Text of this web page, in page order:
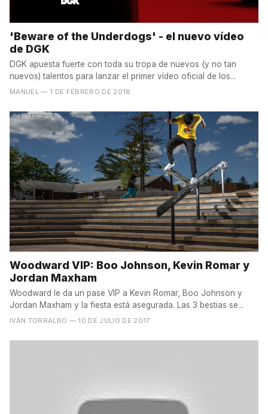
'Beware of the Underdogs' - el nuevo vídeo
de DGK
DGK apuesta fuerte con toda su tropa de nuevos (y no tan
nuevos) talentos para lanzar el primer vídeo oficial de los...
MANUEL — 1 DE FEBRERO DE 2018
Woodward VIP: Boo Johnson, Kevin Romar y
Jordan Maxham
Woodward le da un pase VIP a Kevin Romar, Boo Johnson y
Jordan Maxham y la fiesta está asegurada. Las 3 bestias se...
IVÁN TORRALBO — 10 DE JULIO DE 2017